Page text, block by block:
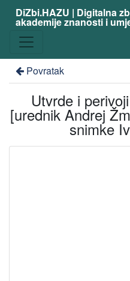
DiZbi.HAZU | Digitalna
akademije znanosti i
Povratak
Utvrde i
[urednik Andrej
snimke